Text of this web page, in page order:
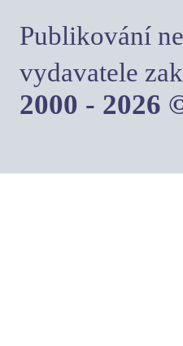
Publikování
vydavatele
2000 - 2026